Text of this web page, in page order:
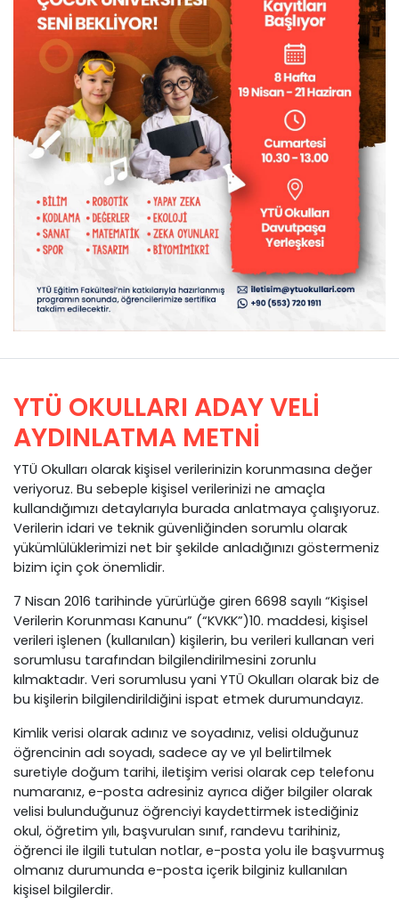
YTÜ OKULLARI ADAY VELİ
AYDINLATMA METNİ
YTÜ Okulları olarak kişisel verilerinizin korunmasına değer
veriyoruz. Bu sebeple kişisel verilerinizi ne amaçla
kullandığımızı detaylarıyla burada anlatmaya çalışıyoruz.
Verilerin idari ve teknik güvenliğinden sorumlu olarak
yükümlülüklerimizi net bir şekilde anladığınızı göstermeniz
bizim için çok önemlidir.
7 Nisan 2016 tarihinde yürürlüğe giren 6698 sayılı “Kişisel
Verilerin Korunması Kanunu” (“KVKK”)10. maddesi, kişisel
verileri işlenen (kullanılan) kişilerin, bu verileri kullanan veri
sorumlusu tarafından bilgilendirilmesini zorunlu
kılmaktadır. Veri sorumlusu yani YTÜ Okulları olarak biz de
bu kişilerin bilgilendirildiğini ispat etmek durumundayız.
Kimlik verisi olarak adınız ve soyadınız, velisi olduğunuz
öğrencinin adı soyadı, sadece ay ve yıl belirtilmek
suretiyle doğum tarihi, iletişim verisi olarak cep telefonu
numaranız, e-posta adresiniz ayrıca diğer bilgiler olarak
velisi bulunduğunuz öğrenciyi kaydettirmek istediğiniz
okul, öğretim yılı, başvurulan sınıf, randevu tarihiniz,
öğrenci ile ilgili tutulan notlar, e-posta yolu ile başvurmuş
olmanız durumunda e-posta içerik bilginiz kullanılan
kişisel bilgilerdir.